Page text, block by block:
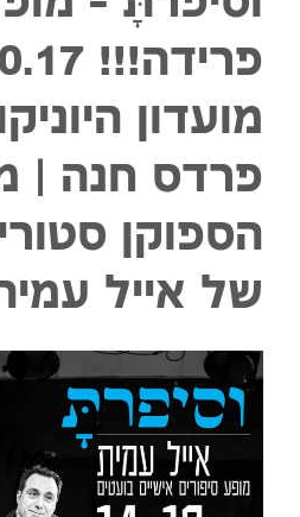
מועדון
פרדס חנה |
הספוקן
של אייל